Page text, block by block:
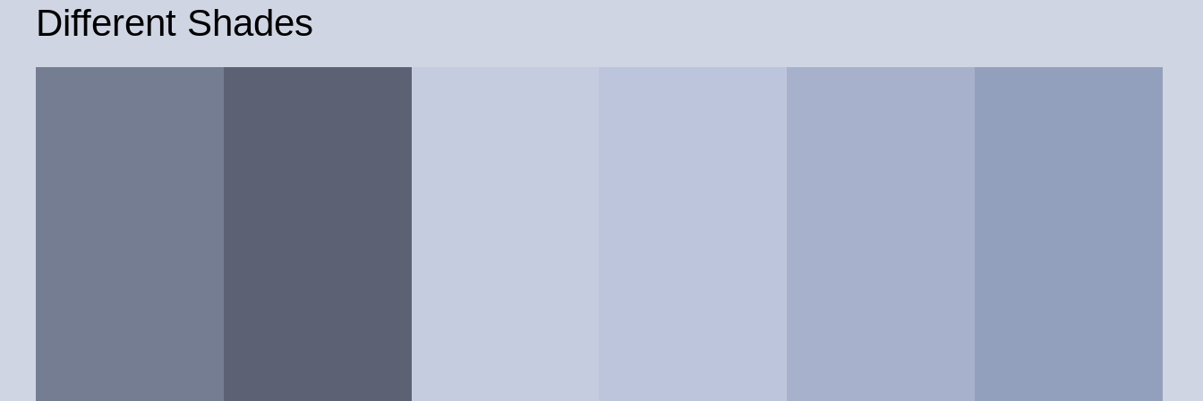
Different Shades